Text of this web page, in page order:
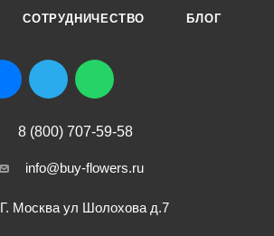
СОТРУДНИЧЕСТВО БЛОГ
8 (800) 707-59-58
info@buy-flowers.ru
Г. Москва ул Шолохова д.7